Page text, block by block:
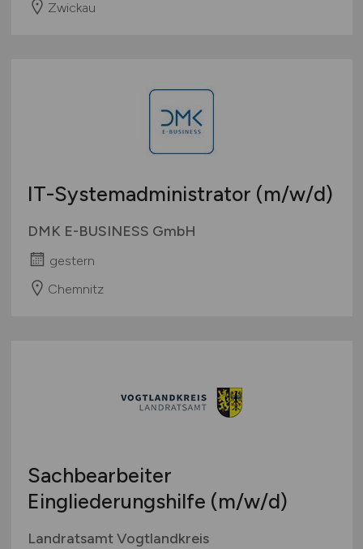
Zwickau
IT-Systemadministrator (m/w/d)
DMK E-BUSINESS GmbH
gestern
Chemnitz
Sachbearbeiter
Eingliederungshilfe (m/w/d)
Landratsamt Vogtlandkreis